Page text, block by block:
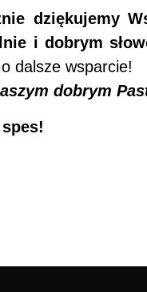
dziękujemy
i dobrym
dalsze wsparcie!
dobrym